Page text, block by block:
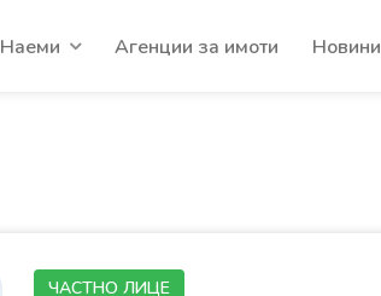
Наеми Агенции за имоти Новини
ЧАСТНО ЛИЦЕ